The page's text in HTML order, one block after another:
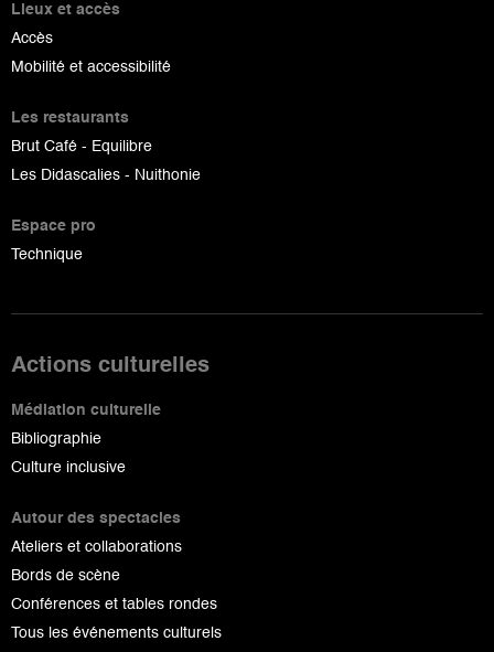
Lieux et accès
Accès
Mobilité et accessibilité
Les restaurants
Brut Café - Equilibre
Les Didascalies - Nuithonie
Espace pro
Technique
Actions culturelles
Médiation culturelle
Bibliographie
Culture inclusive
Autour des spectacles
Ateliers et collaborations
Bords de scène
Conférences et tables rondes
Tous les événements culturels